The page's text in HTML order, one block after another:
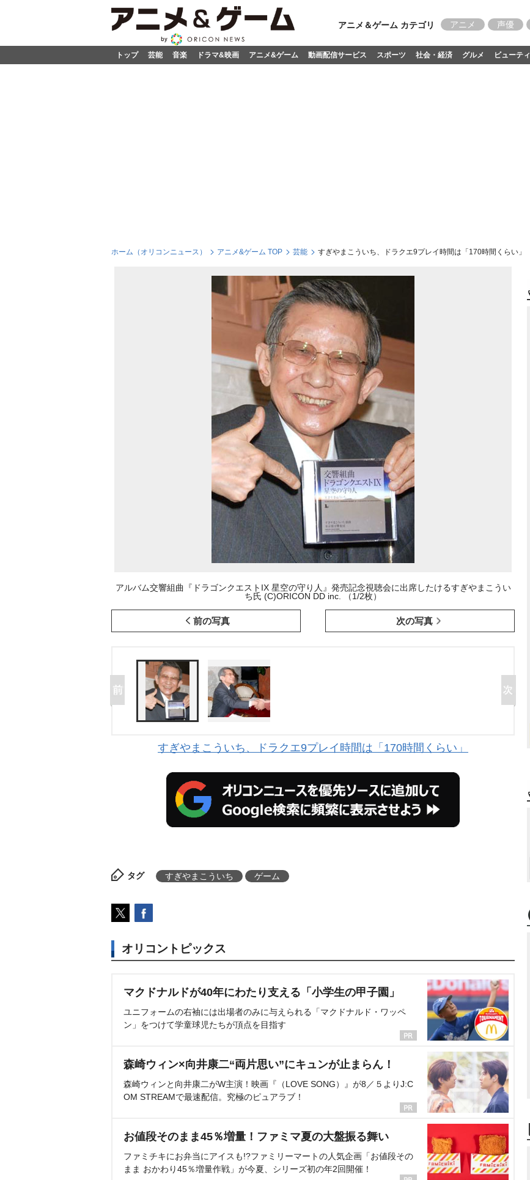
アニメ＆ゲーム カテゴリ アニメ 声優
トップ 芸能 音楽 ドラマ&映画 アニメ&ゲーム 動画配信サービス スポーツ 社会・経済 グルメ ビューティ
ホーム（オリコンニュース） アニメ&ゲーム TOP 芸能 すぎやまこういち、ドラクエ9プレイ時間は「170時間くらい」
アルバム交響組曲『ドラゴンクエストIX 星空の守り人』発売記念視聴会に出席したけるすぎやまこうい
ち氏 (C)ORICON DD inc. （1/2枚）
前の写真 次の写真
すぎやまこういち、ドラクエ9プレイ時間は「170時間くらい」
タグ すぎやまこういち ゲーム
オリコントピックス
マクドナルドが40年にわたり支える「小学生の甲子園」
ユニフォームの右袖には出場者のみに与えられる「マクドナルド・ワッペ
ン」をつけて学童球児たちが頂点を目指す
森崎ウィン×向井康二“両片思い”にキュンが止まらん！
森崎ウィンと向井康二がW主演！映画『（LOVE SONG）』が8／５よりJ:C
OM STREAMで最速配信。究極のピュアラブ！
お値段そのまま45％増量！ファミマ夏の大盤振る舞い
ファミチキにお弁当にアイスも!?ファミリーマートの人気企画「お値段その
まま おかわり45％増量作戦」が今夏、シリーズ初の年2回開催！